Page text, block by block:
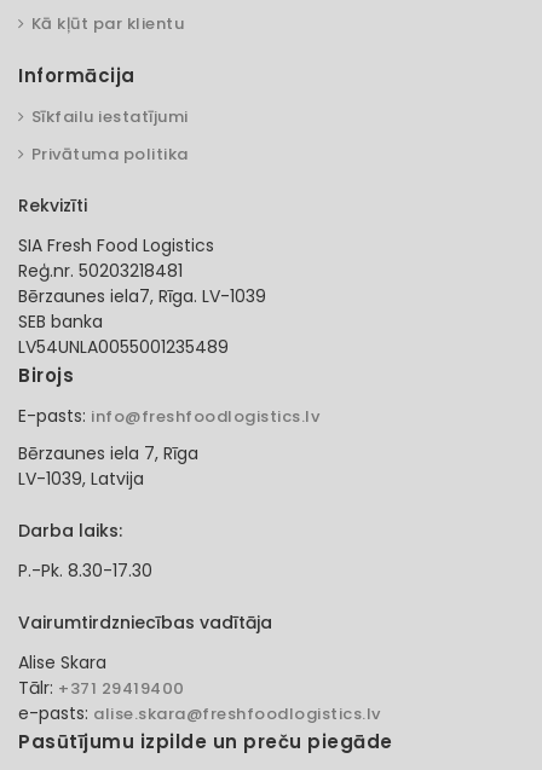
Kā kļūt par klientu
Informācija
Sīkfailu iestatījumi
Privātuma politika
Rekvizīti
SIA Fresh Food Logistics
Reģ.nr. 50203218481
Bērzaunes iela7, Rīga. LV-1039
SEB banka
LV54UNLA0055001235489
Birojs
E-pasts: info@freshfoodlogistics.lv
Bērzaunes iela 7, Rīga
LV-1039, Latvija
Darba laiks:
P.-Pk. 8.30-17.30
Vairumtirdzniecības vadītāja
Alise Skara
Tālr: +371 29419400
e-pasts: alise.skara@freshfoodlogistics.lv
Pasūtījumu izpilde un preču piegāde